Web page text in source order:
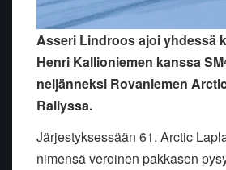
Asseri Lindroos ajoi yhdessä
Henri Kallioniemen kanssa
neljänneksi Rovaniemen
Rallyssa.
Järjestyksessään 61. Arctic
nimensä veroinen pakkasen